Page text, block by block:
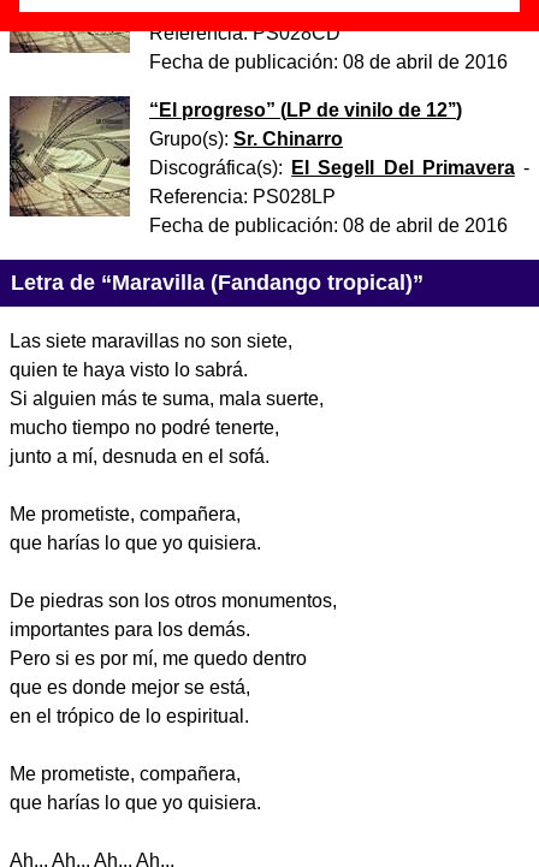
Referencia:PS028CD
Fecha de publicación: 08 de abril de 2016
“ El progreso” (LP de vinilo de 12’’)
Grupo(s): Sr. Chinarro
Discográfica(s):
El Segell Del Primavera-
Referencia: PS028LP
Fecha de publicación: 08 de abril de 2016
Letra de “Maravilla (Fandango tropical)”
Las siete maravillas no son siete,
quien te haya visto lo sabrá.
Si alguien más te suma, mala suerte,
mucho tiempo no podré tenerte,
junto a mí, desnuda en el sofá.
Me prometiste, compañera,
que harías lo que yo quisiera.
De piedras son los otros monumentos,
importantes para los demás.
Pero si es por mí, me quedo dentro
que es donde mejor se está,
en el trópico de lo espiritual.
Me prometiste, compañera,
que harías lo que yo quisiera.
Ah... Ah... Ah... Ah...